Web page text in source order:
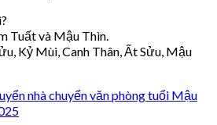
Tuất và Mậu Thìn.
Kỷ Mùi, Canh Thân, Ất Sửu, Mậu
nhà chuyển văn phòng tuổi Mậu